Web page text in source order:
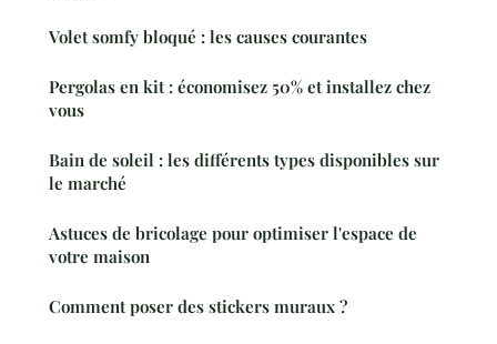
Volet somfy bloqué : les causes courantes
Pergolas en kit : économisez 50% et installez chez
vous
Bain de soleil : les différents types disponibles sur
le marché
Astuces de bricolage pour optimiser l'espace de
votre maison
Comment poser des stickers muraux ?